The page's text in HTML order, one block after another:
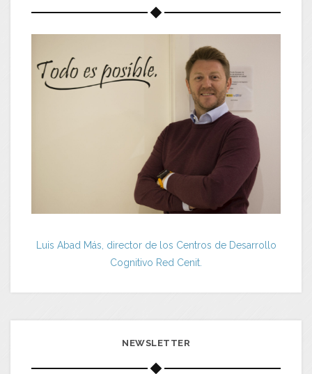
Luis Abad Más, director de los Centros de Desarrollo
Cognitivo Red Cenit.
NEWSLETTER